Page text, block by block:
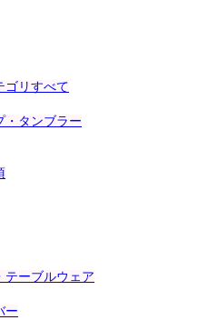
ゴリすべて
・タンブラー
テーブルウェア
ー